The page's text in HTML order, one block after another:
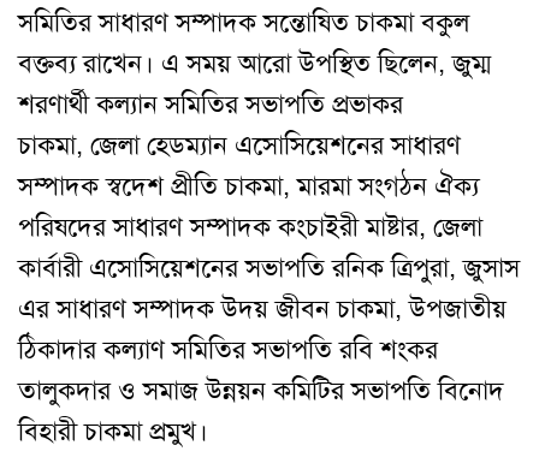
সমিতির সাধারণ সম্পাদক সন্তোষিত চাকমা বকুল
বক্তব্য রাখেন। এ সময় আরো উপস্থিত ছিলেন, জুম্ম
শরণার্থী কল্যান সমিতির সভাপতি প্রভাকর
চাকমা, জেলা হেডম্যান এসোসিয়েশনের সাধারণ
সম্পাদক স্বদেশ প্রীতি চাকমা, মারমা সংগঠন ঐক্য
পরিষদের সাধারণ সম্পাদক কংচাইরী মাষ্টার, জেলা
কার্বারী এসোসিয়েশনের সভাপতি রনিক ত্রিপুরা, জুসাস
এর সাধারণ সম্পাদক উদয় জীবন চাকমা, উপজাতীয়
ঠিকাদার কল্যাণ সমিতির সভাপতি রবি শংকর
তালুকদার ও সমাজ উন্নয়ন কমিটির সভাপতি বিনোদ
বিহারী চাকমা প্রমুখ।